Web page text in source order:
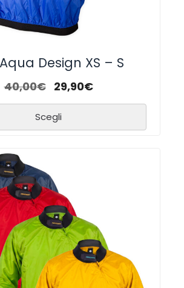
Design XS – S
40,00€ 29,90€
Scegli